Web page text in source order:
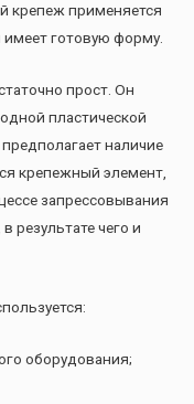
крепеж применяется
имеет готовую форму.
прост. Он
пластической
наличие
крепежный элемент,
запрессовывания
результате чего и
оборудования;